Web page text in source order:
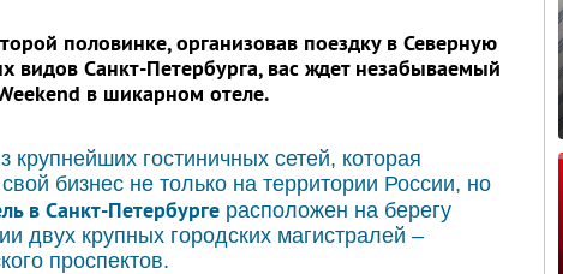
половинке, организовав поездку в Северную
видов Санкт-Петербурга, вас ждет незабываемый
в шикарном отеле.
крупнейших гостиничных сетей, которая
бизнес не только на территории России, но
в Санкт-Петербурге расположен на берегу
двух крупных городских магистралей –
проспектов.